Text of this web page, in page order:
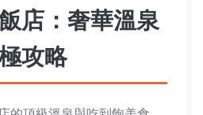
店：奢華溫泉
攻略